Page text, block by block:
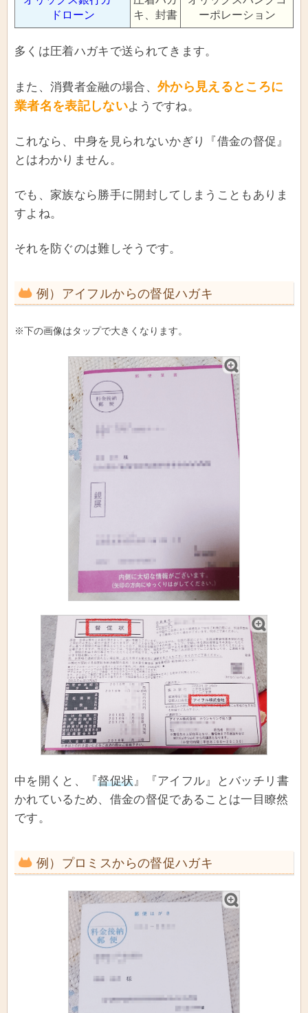
ドローン
キ、封書
ーポレーション
多くは圧着ハガキで送られてきます。
また、消費者金融の場合、外から見えるところに
業者名を表記しないようですね。
これなら、中身を見られないかぎり『借金の督促』
とはわかりません。
でも、家族なら勝手に開封してしまうこともありま
すよね。
それを防ぐのは難しそうです。
例）アイフルからの督促ハガキ
※下の画像はタップで大きくなります。
中を開くと、『督促状』『アイフル』とバッチリ書
かれているため、借金の督促であることは一目瞭然
です。
例）プロミスからの督促ハガキ